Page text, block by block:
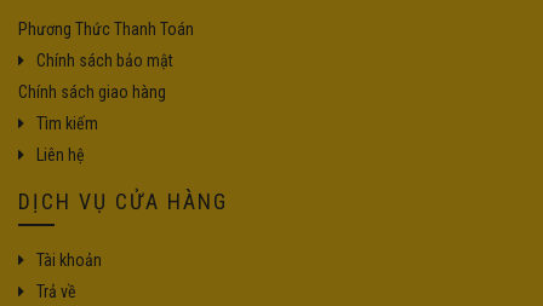
Phương Thức Thanh Toán
Chính sách bảo mật
Chính sách giao hàng
Tìm kiếm
Liên hệ
DỊCH VỤ CỬA HÀNG
Tài khoản
Trả về